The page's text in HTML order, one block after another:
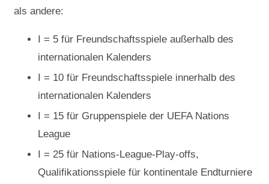
als andere:
I = 5 für Freundschaftsspiele außerhalb des
internationalen Kalenders
I = 10 für Freundschaftsspiele innerhalb des
internationalen Kalenders
I = 15 für Gruppenspiele der UEFA Nations
League
I = 25 für Nations-League-Play-offs,
Qualifikationsspiele für kontinentale Endturniere